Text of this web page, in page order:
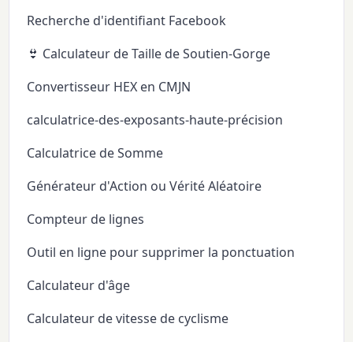
Recherche d'identifiant Facebook
👙 Calculateur de Taille de Soutien-Gorge
Convertisseur HEX en CMJN
calculatrice-des-exposants-haute-précision
Calculatrice de Somme
Générateur d'Action ou Vérité Aléatoire
Compteur de lignes
Outil en ligne pour supprimer la ponctuation
Calculateur d'âge
Calculateur de vitesse de cyclisme